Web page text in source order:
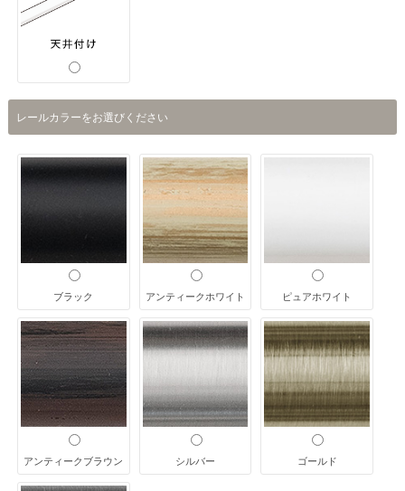
レールカラーをお選びください
ブラック アンティークホワイト ピュアホワイト
アンティークブラウン シルバー ゴールド